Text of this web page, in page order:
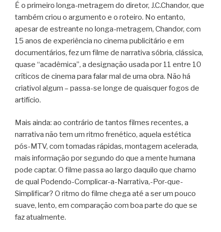
É o primeiro longa-metragem do diretor, J.C.Chandor, que
também criou o argumento e o roteiro. No entanto,
apesar de estreante no longa-metragem, Chandor, com
15 anos de experiência no cinema publicitário e em
documentários, fez um filme de narrativa sóbria, clássica,
quase “acadêmica”, a designação usada por 11 entre 10
críticos de cinema para falar mal de uma obra. Não há
criativol algum – passa-se longe de quaisquer fogos de
artifício.
Mais ainda: ao contrário de tantos filmes recentes, a
narrativa não tem um ritmo frenético, aquela estética
pós-MTV, com tomadas rápidas, montagem acelerada,
mais informação por segundo do que a mente humana
pode captar. O filme passa ao largo daquilo que chamo
de qual Podendo-Complicar-a-Narrativa,-Por-que-
Simplificar? O ritmo do filme chega até a ser um pouco
suave, lento, em comparação com boa parte do que se
faz atualmente.